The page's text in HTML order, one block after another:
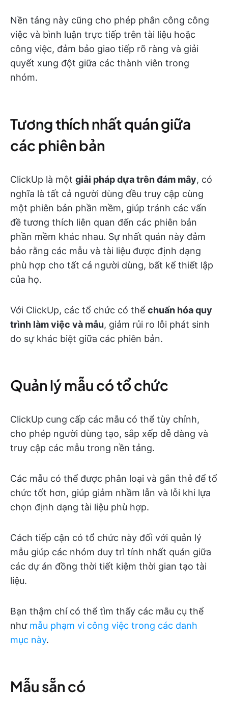
Nền tảng này cũng cho phép phân công công
việc và bình luận trực tiếp trên tài liệu hoặc
công việc, đảm bảo giao tiếp rõ ràng và giải
quyết xung đột giữa các thành viên trong
nhóm.
Tương thích nhất quán giữa
các phiên bản
ClickUp là một giải pháp dựa trên đám mây, có
nghĩa là tất cả người dùng đều truy cập cùng
một phiên bản phần mềm, giúp tránh các vấn
đề tương thích liên quan đến các phiên bản
phần mềm khác nhau. Sự nhất quán này đảm
bảo rằng các mẫu và tài liệu được định dạng
phù hợp cho tất cả người dùng, bất kể thiết lập
của họ.
Với ClickUp, các tổ chức có thể chuẩn hóa quy
trình làm việc và mẫu, giảm rủi ro lỗi phát sinh
do sự khác biệt giữa các phiên bản.
Quản lý mẫu có tổ chức
ClickUp cung cấp các mẫu có thể tùy chỉnh,
cho phép người dùng tạo, sắp xếp dễ dàng và
truy cập các mẫu trong nền tảng.
Các mẫu có thể được phân loại và gắn thẻ để tổ
chức tốt hơn, giúp giảm nhầm lẫn và lỗi khi lựa
chọn định dạng tài liệu phù hợp.
Cách tiếp cận có tổ chức này đối với quản lý
mẫu giúp các nhóm duy trì tính nhất quán giữa
các dự án đồng thời tiết kiệm thời gian tạo tài
liệu.
Bạn thậm chí có thể tìm thấy các mẫu cụ thể
như mẫu phạm vi công việc trong các danh
mục này.
Mẫu sẵn có